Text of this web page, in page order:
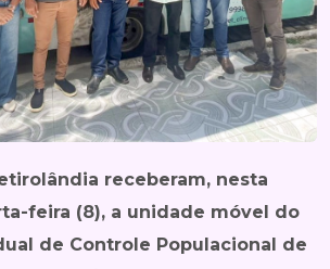
receberam, nesta
feira (8), a unidade móvel do
de Controle Populacional de